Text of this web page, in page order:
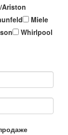
Miele
Whirlpool